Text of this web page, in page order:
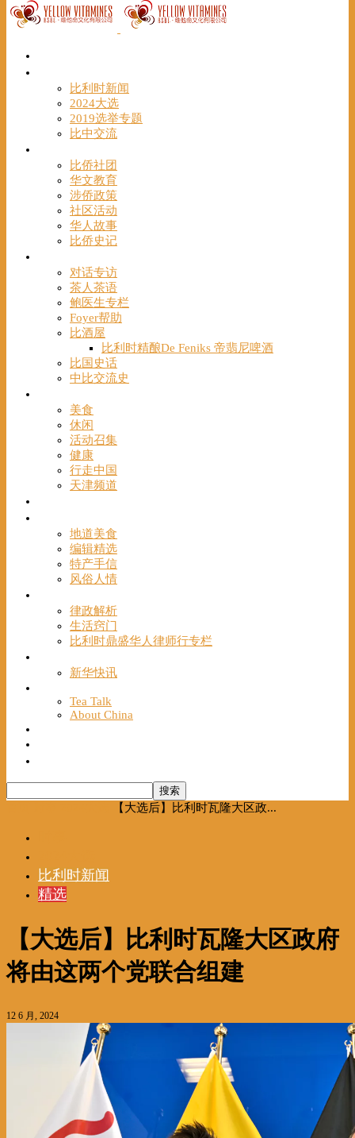
比利时新闻
2024大选
2019选举专题
比中交流
比侨社团
华文教育
涉侨政策
社区活动
华人故事
比侨史记
对话专访
茶人茶语
鲍医生专栏
Foyer帮助
比酒屋
比利时精酿De Feniks 帝翡尼啤酒
比国史话
中比交流史
美食
休闲
活动召集
健康
行走中国
天津频道
地道美食
编辑精选
特产手信
风俗人情
律政解析
生活窍门
比利时鼎盛华人律师行专栏
新华快讯
Tea Talk
About China
【大选后】比利时瓦隆大区政...
比利时新闻
精选
【大选后】比利时瓦隆大区政府
将由这两个党联合组建
12 6 月, 2024